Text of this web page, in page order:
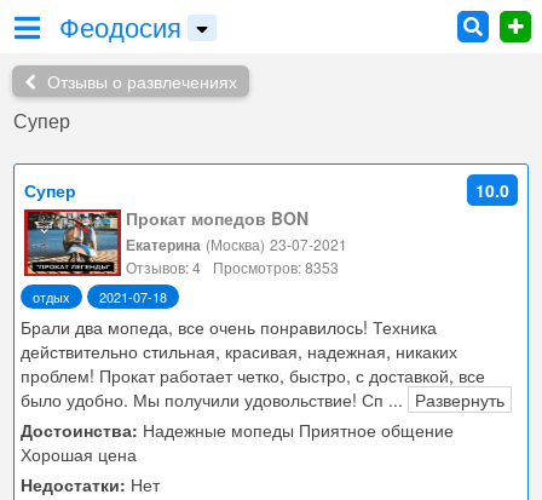
Феодосия
Отзывы о развлечениях
Супер
Супер
10.0
Прокат мопедов BON
Екатерина (Москва) 23-07-2021
Отзывов: 4
Просмотров: 8353
отдых 2021-07-18
Брали два мопеда, все очень понравилось! Техника
действительно стильная, красивая, надежная, никаких
проблем! Прокат работает четко, быстро, с доставкой, все
было удобно. Мы получили удовольствие! Сп ... Развернуть
Достоинства: Надежные мопеды Приятное общение
Хорошая цена
Недостатки: Нет